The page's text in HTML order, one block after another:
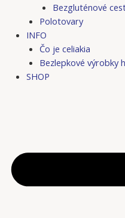
Bezgluténové
Polotovary
INFO
Čo je celiakia
Bezlepkové výrobky
SHOP